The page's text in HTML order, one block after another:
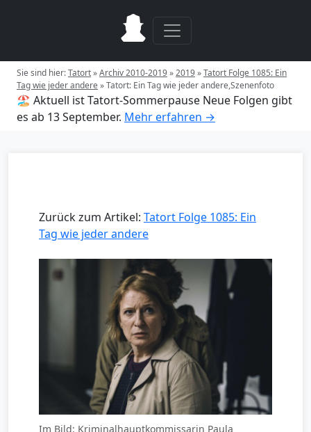
Sie sind hier:Tatort»Archiv 2010-2019»2019»Tatort Folge 1085: Ein
Tag wie jeder andere»Tatort: Ein Tag wie jeder andere,Szenenfoto
🏖️ Aktuell ist Tatort-Sommerpause Neue Folgen gibt
es ab 13 September. Mehr erfahren →
Zurück zum Artikel: Tatort Folge 1085: Ein
Tag wie jeder andere
Im Bild: Kriminalhauptkommissarin Paula